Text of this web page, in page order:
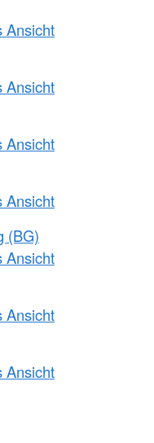
Ansicht
Ansicht
Ansicht
Ansicht
(BG)
Ansicht
Ansicht
Ansicht